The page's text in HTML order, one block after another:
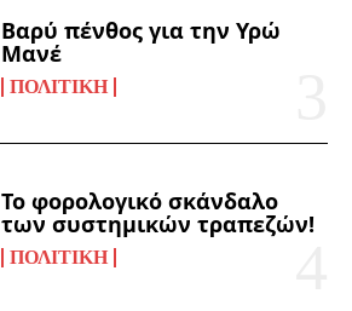
Βαρύ πένθος για την Υρώ
Μανέ
ΠΟΛΙΤΙΚΉ
Το φορολογικό σκάνδαλο
των συστημικών τραπεζών!
ΠΟΛΙΤΙΚΉ